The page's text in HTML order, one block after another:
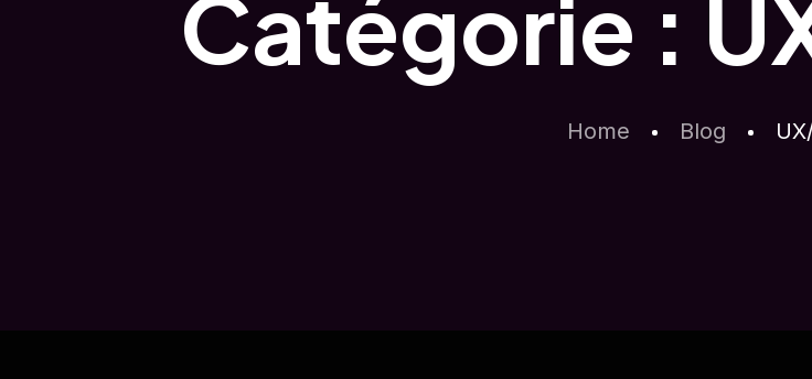
Catégorie :
Home Blog